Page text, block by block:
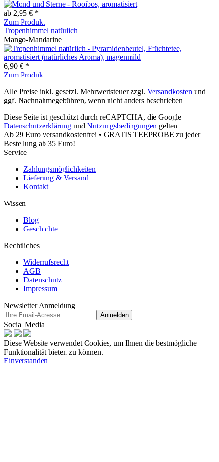
ab 2,95 € *
Zum Produkt
Tropenhimmel natürlich
Mango-Mandarine
6,90 € *
Zum Produkt
Alle Preise inkl. gesetzl. Mehrwertsteuer zzgl. Versandkosten und
ggf. Nachnahmegebühren, wenn nicht anders beschrieben
Diese Seite ist geschützt durch reCAPTCHA, die Google
Datenschutzerklärung und Nutzungsbedingungen gelten.
Ab 29 Euro versandkostenfrei • GRATIS TEEPROBE zu jeder
Bestellung ab 35 Euro!
Service
Zahlungsmöglichkeiten
Lieferung & Versand
Kontakt
Wissen
Blog
Geschichte
Rechtliches
Widerrufsrecht
AGB
Datenschutz
Impressum
Newsletter Anmeldung
Anmelden
Social Media
Diese Website verwendet Cookies, um Ihnen die bestmögliche
Funktionalität bieten zu können.
Einverstanden